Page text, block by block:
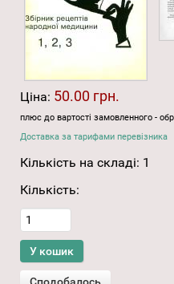
Ціна: 50.00 грн.
плюс до вартості замовленного -
Доставка за тарифами перевізника
Кількість на складі: 1
Кількість: